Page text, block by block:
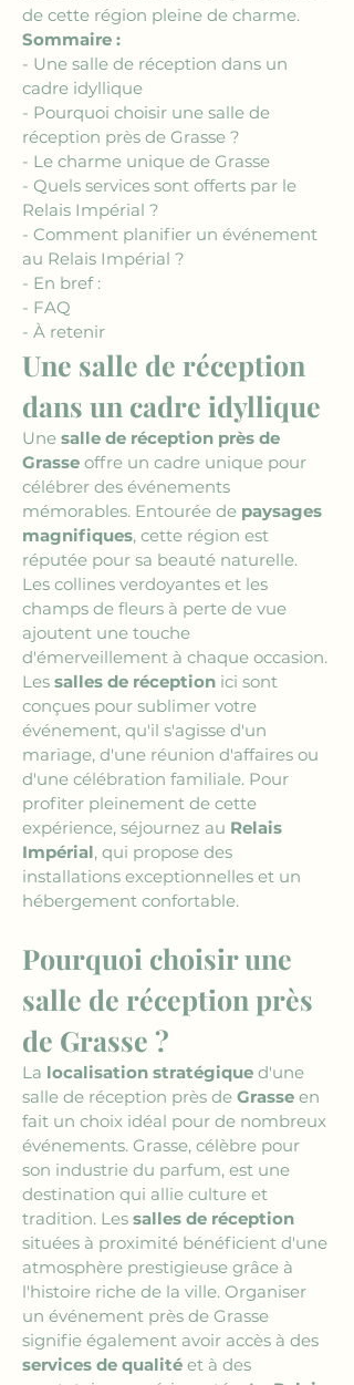
de cette région pleine de charme.
Sommaire :
- Une salle de réception dans un
cadre idyllique
- Pourquoi choisir une salle de
réception près de Grasse ?
- Le charme unique de Grasse
- Quels services sont offerts par le
Relais Impérial ?
- Comment planifier un événement
au Relais Impérial ?
- En bref :
- FAQ
- À retenir
Une salle de réception
dans un cadre idyllique
Une salle de réception près de
Grasse offre un cadre unique pour
célébrer des événements
mémorables. Entourée de paysages
magnifiques, cette région est
réputée pour sa beauté naturelle.
Les collines verdoyantes et les
champs de fleurs à perte de vue
ajoutent une touche
d'émerveillement à chaque occasion.
Les salles de réception ici sont
conçues pour sublimer votre
événement, qu'il s'agisse d'un
mariage, d'une réunion d'affaires ou
d'une célébration familiale. Pour
profiter pleinement de cette
expérience, séjournez au Relais
Impérial, qui propose des
installations exceptionnelles et un
hébergement confortable.
Pourquoi choisir une
salle de réception près
de Grasse ?
La localisation stratégique d'une
salle de réception près de Grasse en
fait un choix idéal pour de nombreux
événements. Grasse, célèbre pour
son industrie du parfum, est une
destination qui allie culture et
tradition. Les salles de réception
situées à proximité bénéficient d'une
atmosphère prestigieuse grâce à
l'histoire riche de la ville. Organiser
un événement près de Grasse
signifie également avoir accès à des
services de qualité et à des